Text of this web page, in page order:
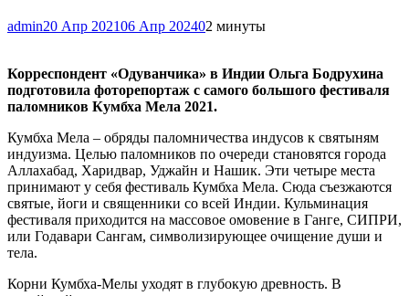
admin20 Апр 202106 Апр 202402 минуты
Корреспондент «Одуванчика» в Индии Ольга Бодрухина
подготовила фоторепортаж с самого большого фестиваля
паломников Кумбха Мела 2021.
Кумбха Мела – обряды паломничества индусов к святыням
индуизма. Целью паломников по очереди становятся города
Аллахабад, Харидвар, Уджайн и Нашик. Эти четыре места
принимают у себя фестиваль Кумбха Мела. Сюда съезжаются
святые, йоги и священники со всей Индии. Кульминация
фестиваля приходится на массовое омовение в Ганге, СИПРИ,
или Годавари Сангам, символизирующее очищение души и
тела.
Корни Кумбха-Мелы уходят в глубокую древность. В